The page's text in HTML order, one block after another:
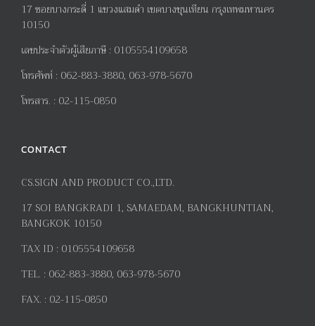
17ซอยบางกระดี่ 1 แขวงแสมดำ เขตบางขุนเทียน กรุงเทพมหานคร
10150
เลขประจำตัวผู้เสียภาษี : 0105554109658
โทรศัพท์ : 062-883-3880, 063-978-5670
โทรสาร. : 02-115-0850
CONTACT
CS.SIGN AND PRODUCT CO.,LTD.
17 SOI BANGKRADI 1, SAMAEDAM, BANGKHUNTIAN,
BANGKOK 10150
TAX ID : 0105554109658
TEL. : 062-883-3880, 063-978-5670
FAX. : 02-115-0850